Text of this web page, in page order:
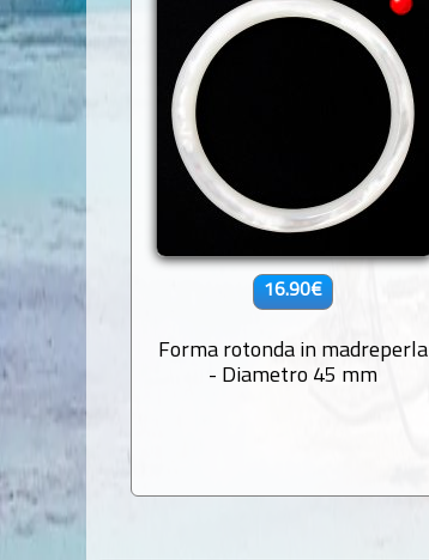
16.90€
Forma rotonda in madreperla
- Diametro 45 mm